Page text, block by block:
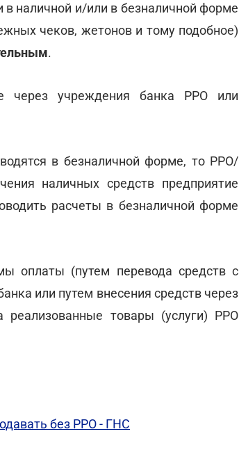
наличной и/или в безналичной форме
чеков, жетонов и тому подобное)
.
через учреждения банка РРО или
в безналичной форме, то РРО/
наличных средств предприятие
расчеты в безналичной форме
оплаты (путем перевода средств с
или путем внесения средств через
реализованные товары (услуги) РРО
без РРО - ГНС